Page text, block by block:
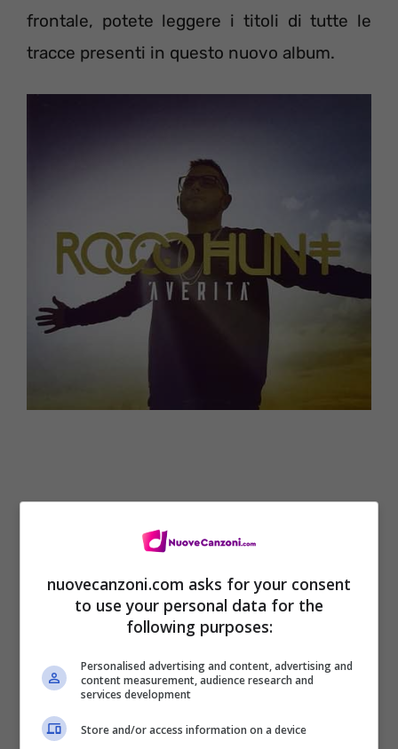
frontale, potete leggere i titoli di tutte le
tracce presenti in questo nuovo album.
Tracklist A Verità – Rocco Hunt
Disponibile su Amazon
nuovecanzoni.com asks for your consent
to use your personal data for the
following purposes:
Personalised advertising and content, advertising and
content measurement, audience research and
services development
Store and/or access information on a device